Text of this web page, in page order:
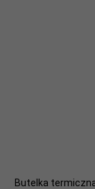
Butelka termiczna